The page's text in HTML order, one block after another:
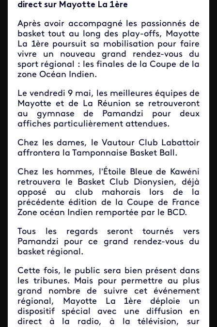
direct sur Mayotte La 1ère
Après avoir accompagné les passionnés de
basket tout au long des play-offs, Mayotte
La 1ère poursuit sa mobilisation pour faire
vivre un nouveau grand rendez-vous du
sport régional : les finales de la Coupe de la
zone Océan Indien.
Le vendredi 9 mai, les meilleures équipes de
Mayotte et de La Réunion se retrouveront
au gymnase de Pamandzi pour deux
affiches particulièrement attendues.
Chez les dames, le Vautour Club Labattoir
affrontera la Tamponnaise Basket Ball.
Chez les hommes, l’Étoile Bleue de Kawéni
retrouvera le Basket Club Dionysien, déjà
opposé au club mahorais lors de la
précédente édition de la Coupe de France
Zone océan Indien remportée par le BCD.
Tous les regards seront tournés vers
Pamandzi pour ce grand rendez-vous du
basket régional.
Cette fois, le public sera bien présent dans
les tribunes. Mais pour permettre au plus
grand nombre de suivre cet événement
régional, Mayotte La 1ère déploie un
dispositif spécial avec une diffusion en
direct à la radio, à la télévision, sur